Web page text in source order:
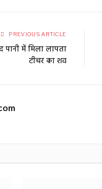
PREVIOUS ARTICLE
पानी में मिला लापता
टीचर का शव